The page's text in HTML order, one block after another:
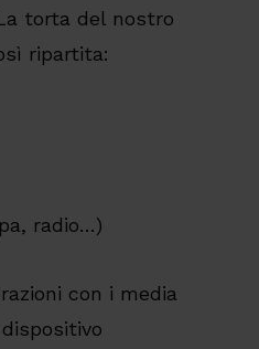
torta del nostro
ripartita:
radio…)
con i media